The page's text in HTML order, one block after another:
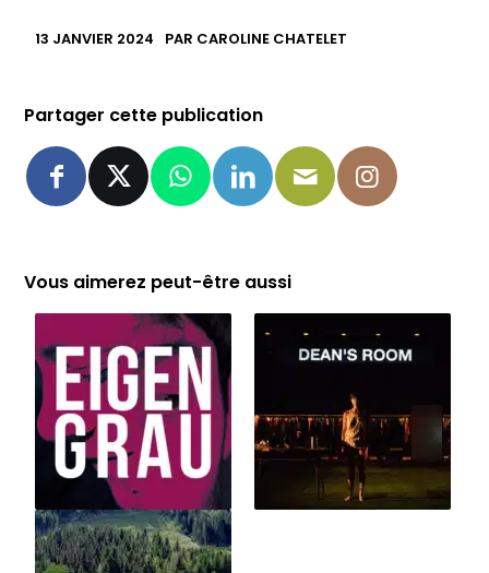
13 JANVIER 2024 PAR CAROLINE CHATELET
Partager cette publication
Vous aimerez peut-être aussi